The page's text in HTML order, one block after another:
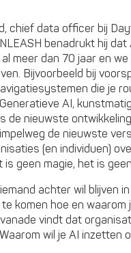
chief data officer bij
benadrukt hij
meer dan 70 jaar en
Bijvoorbeeld bij
die je
AI,
de nieuwste
de nieuwste
(en individuen)
geen magie, het is
achter wil blijven
komen hoe en waarom
vindt dat
wil je AI inzetten